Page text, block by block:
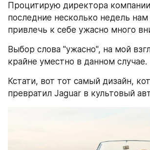
Процитирую директора
последние несколько недель нам
привлечь к себе ужасно много
Выбор слова "ужасно", на мой
крайне уместно в данном случае.
Кстати, вот тот самый дизайн,
превратил Jaguar в культовый